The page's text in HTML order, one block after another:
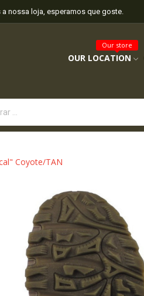
nossa loja, esperamos que goste.
OUR LOCATION
Our store
Coyote/TAN